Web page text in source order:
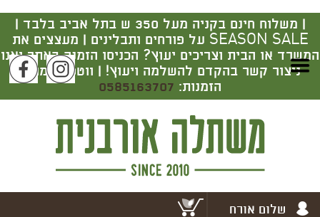
משלוח חינם בקניה מעל 350 ש בתל אביב בלבד |
SEASON SALE על פורחים ותבלינים | מעצצים את
המשרד או הבית וצריכים יעוץ? הכניסו הזמנה באתר ואנו
ניצור קשר בהקדם להשלמה ויעוץ! | ווטסאפ מרכז
הזמנות: 0585163707
שלום אורח